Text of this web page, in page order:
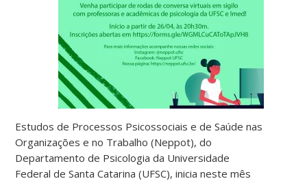
Estudos de Processos Psicossociais e de Saúde nas
Organizações e no Trabalho (Neppot), do
Departamento de Psicologia da Universidade
Federal de Santa Catarina (UFSC), inicia neste mês